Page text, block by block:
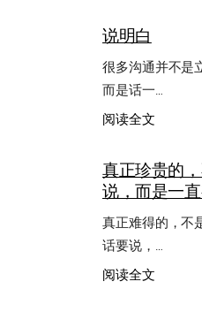
说明白
很多沟通并不是
而是话一…
阅读全文：
白
真正珍贵的
说，而是一
真正难得的，不
话要说，…
阅读全文：